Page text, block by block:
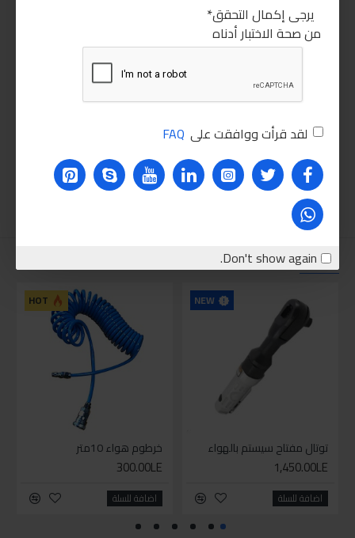
يرجى إكمال التحقق
من صحة الاختبار أدناه
لقد قرأت ووافقت على FAQ
Don't show again.
نقترحه عليك
NEW
توتال مفتاح سيستم بالهواء
1,450.00LE
اضافة للسلة
HOT
خرطوم هواء 10متر
300.00LE
اضافة للسلة